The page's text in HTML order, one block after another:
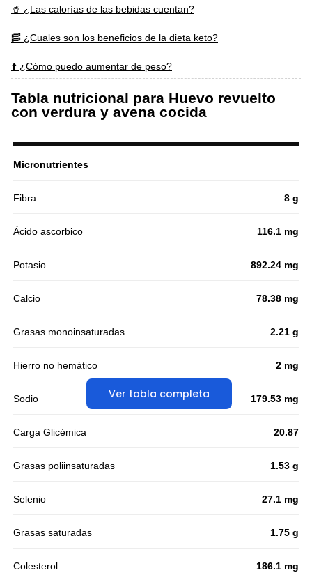
🥤 ¿Las calorías de las bebidas cuentan?
🥓 ¿Cuales son los beneficios de la dieta keto?
⬆️ ¿Cómo puedo aumentar de peso?
Tabla nutricional para Huevo revuelto
con verdura y avena cocida
Ver tabla completa
Micronutrientes
Fibra 8 g
Ácido ascorbico 116.1 mg
Potasio 892.24 mg
Calcio 78.38 mg
Grasas monoinsaturadas 2.21 g
Hierro no hemático 2 mg
Sodio 179.53 mg
Carga Glicémica 20.87
Grasas poliinsaturadas 1.53 g
Selenio 27.1 mg
Grasas saturadas 1.75 g
Colesterol 186.1 mg